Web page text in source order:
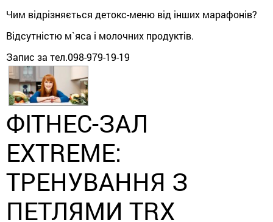
Чим відрізняється детокс-меню від інших марафонів?
Відсутністю м`яса і молочних продуктів.
Запис за тел.098-979-19-19
ФІТНЕС-ЗАЛ
EXTREME:
ТРЕНУВАННЯ З
ПЕТЛЯМИ TRX